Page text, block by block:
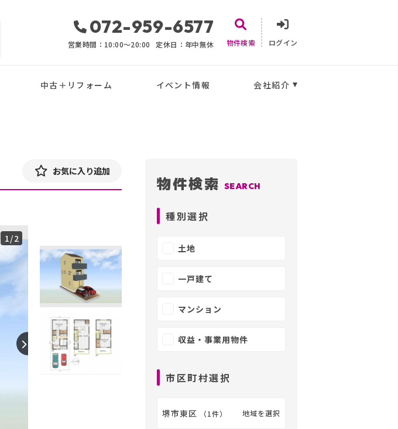
072-959-6577
営業時間：10:00〜20:00 定休日：年中無休 物件検索 ログイン
中古＋リフォーム イベント情報 会社紹介
お気に入り追加
1/2
物件検索 SEARCH
種別選択
土地
一戸建て
マンション
収益・事業用物件
市区町村選択
堺市東区 （1件） 地域を選択